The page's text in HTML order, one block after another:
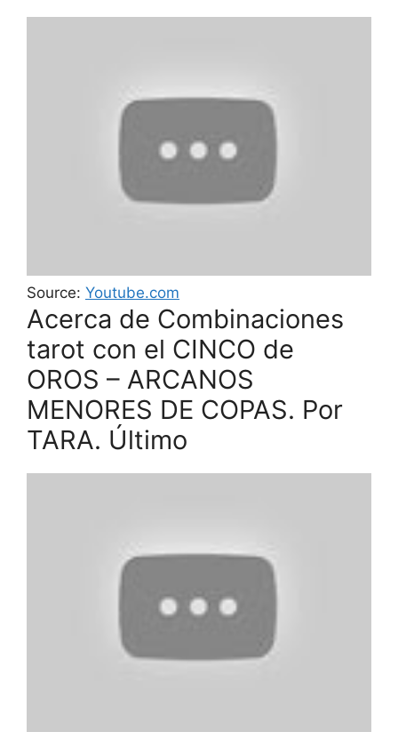
Source: Youtube.com
Acerca de Combinaciones
tarot con el CINCO de
OROS – ARCANOS
MENORES DE COPAS. Por
TARA. Último